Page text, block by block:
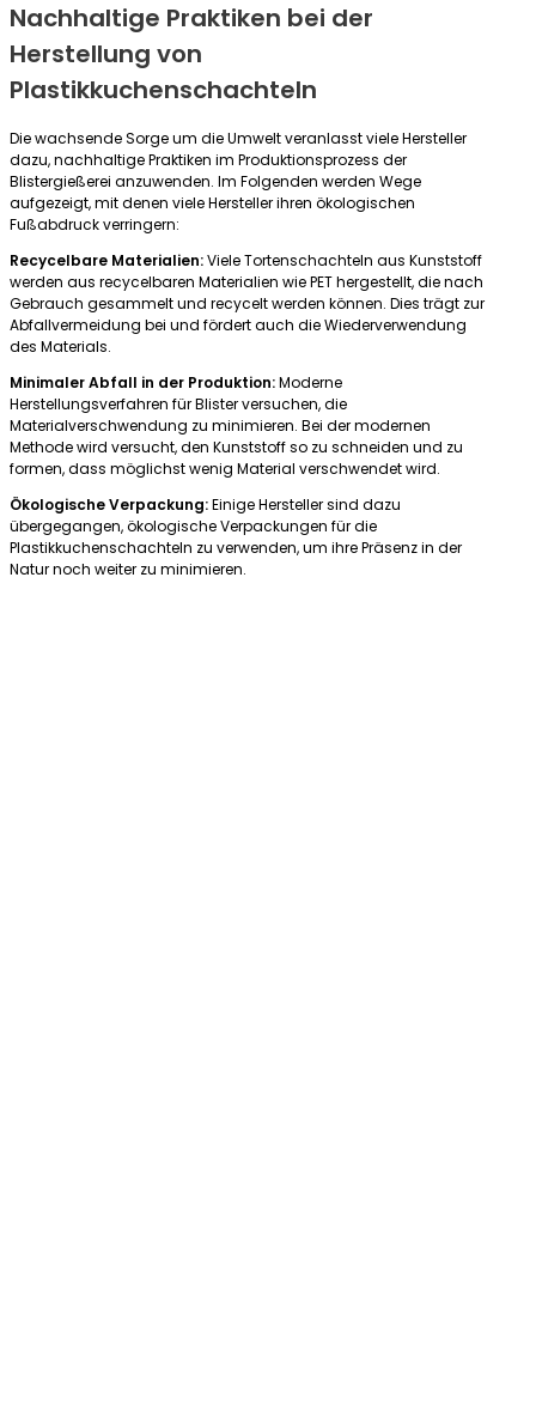
Nachhaltige Praktiken bei der
Herstellung von
Plastikkuchenschachteln
Die wachsende Sorge um die Umwelt veranlasst viele Hersteller
dazu, nachhaltige Praktiken im Produktionsprozess der
Blistergießerei anzuwenden. Im Folgenden werden Wege
aufgezeigt, mit denen viele Hersteller ihren ökologischen
Fußabdruck verringern:
Recycelbare Materialien:Viele Tortenschachteln aus Kunststoff
werden aus recycelbaren Materialien wie PET hergestellt, die nach
Gebrauch gesammelt und recycelt werden können. Dies trägt zur
Abfallvermeidung bei und fördert auch die Wiederverwendung
des Materials.
Minimaler Abfall in der Produktion:Moderne
Herstellungsverfahren für Blister versuchen, die
Materialverschwendung zu minimieren. Bei der modernen
Methode wird versucht, den Kunststoff so zu schneiden und zu
formen, dass möglichst wenig Material verschwendet wird.
Ökologische Verpackung:Einige Hersteller sind dazu
übergegangen, ökologische Verpackungen für die
Plastikkuchenschachteln zu verwenden, um ihre Präsenz in der
Natur noch weiter zu minimieren.